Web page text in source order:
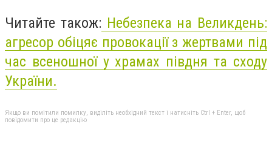
Читайте також: Небезпека на Великдень:
агресор обіцяє провокації з жертвами під
час всеношної у храмах півдня та сходу
України.
Якщо ви помітили помилку, виділіть необхідний текст і натисніть Ctrl + Enter, щоб
повідомити про це редакцію